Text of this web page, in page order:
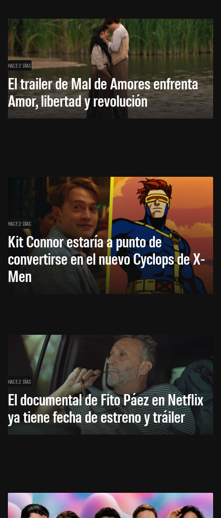
HACE 2 DÍAS
El trailer de Mal de Amores enfrenta
Amor, libertad y revolución
HACE 2 DÍAS
Kit Connor estaría a punto de
convertirse en el nuevo Cyclops de X-
Men
HACE 2 DÍAS
El documental de Fito Páez en Netflix
ya tiene fecha de estreno y tráiler